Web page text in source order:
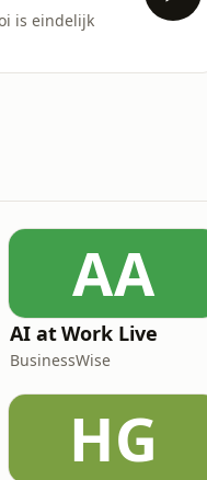
is eindelijk
AA
AI at Work Live
BusinessWise
HG